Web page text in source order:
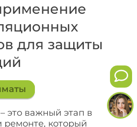
для защиты
это важный этап в
ремонте, который